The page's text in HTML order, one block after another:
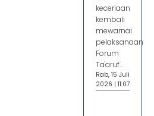
keceriaan
kembali
mewarnai
pelaksanaan
Forum
Ta'aruf...
Rab, 15 Juli
2026 | 11:07